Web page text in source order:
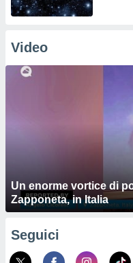
Video
Un enorme vortice di
Zapponeta, in Italia
Seguici